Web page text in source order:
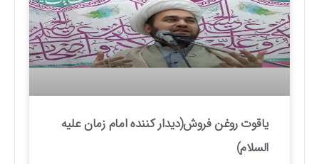
یاقوت روغن فروش(دیدار کننده امام زمان علیه
السلام)